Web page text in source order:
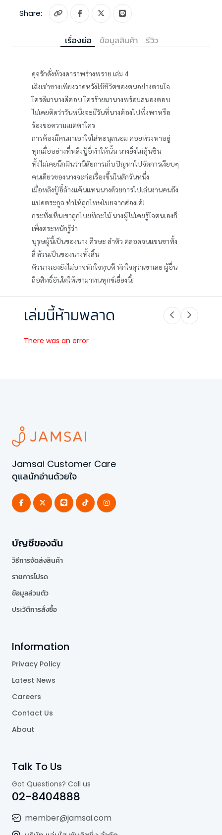
Share:
เรื่องย่อ ข้อมูลสินค้า รีวิว
ดุจรักดั่งห้วงดาราพร่างพราย เล่ม 4
เฉิงเซ่าซางเพียงวาดหวังใช้ชีวิตของตนอย่างตามใจ
ใครดีมานางดีตอบ ใครร้ายมานางพร้อมสนองตอบ
ไม่เคยคิดว่าวันหนึ่งจะมีวันที่นางต้องไปพึ่งพาหรือ
ร้องขอความเมตตาใคร
การต้องมีคนมาเอาใจใส่ทะนุถนอม คอยห่วงหาอยู่
ทุกเมื่ออย่างที่หลิงปู้อี๋ทำให้นั้น นางยิ่งไม่คุ้นชิน
ทั้งไม่เคยนึกฝันว่านิสัยการเก็บปัญหาไปจัดการเงียบๆ
คนเดียวของนางจะก่อเรื่องขึ้นในสักวันหนึ่ง
เมื่อหลิงปู้อี๋ล้างแค้นแทนนางด้วยการไปเล่นงานคนถึง
แปดตระกูล ทำให้ถูกโทษโบยจากฮ่องเต้!
กระทั่งเห็นเขาถูกโบยทีละไม้ นางผู้ไม่เคยรู้ใจตนเองก็
เพิ่งตระหนักรู้ว่า
บุรุษผู้นี้เป็นของนาง ศีรษะ ลำตัว ตลอดจนแขนขาทั้ง
สี่ ล้วนเป็นของนางทั้งสิ้น
ตัวนางเองยังไม่อาจหักใจทุบตี หักใจดุว่าเขาเลย ผู้อื่น
ถือสิทธิ์อันใดให้เขามาทนทุกข์เยี่ยงนี้!
เล่มนี้ห้ามพลาด
There was an error
Jamsai Customer Care
ดูแลนักอ่านด้วยใจ
บัญชีของฉัน
วิธีการจัดส่งสินค้า
รายการโปรด
ข้อมูลส่วนตัว
ประวัติการสั่งซื้อ
Information
Privacy Policy
Latest News
Careers
Contact Us
About
Talk To Us
Got Questions? Call us
02-8404888
member@jamsai.com